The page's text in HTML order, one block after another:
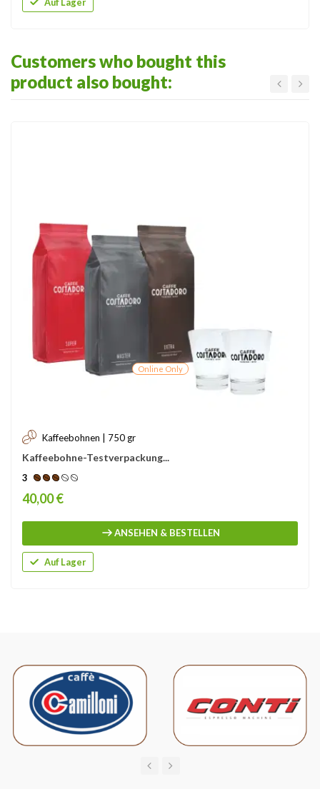
Customers who bought this
product also bought:
Online Only
Kaffeebohnen | 750 gr
Kaffeebohne-Testverpackung...
3
Price
40,00 €
ANSEHEN & BESTELLEN
Auf Lager